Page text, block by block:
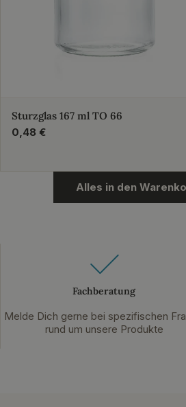
Sturzglas 167 ml TO 66
Regulärer
0,48 €
Alles in den
Fachberatung
Melde Dich gerne bei spezifischen
rund um unsere Produkte